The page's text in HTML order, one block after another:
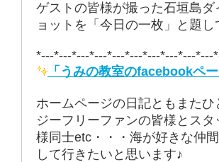
ゲストの皆様が撮った石垣島
ョットを「今日の一枚」と題
*---*---*---*---*---*---*---*---*---*---
「うみの教室のfacebookペー
ホームページの日記ともまたひ
ジーフリーファンの皆様とス
様同士etc・・・海が好きな仲
して行きたいと思います♪